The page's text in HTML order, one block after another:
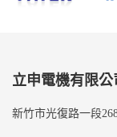
立申電機有限公
新竹市光復路一段